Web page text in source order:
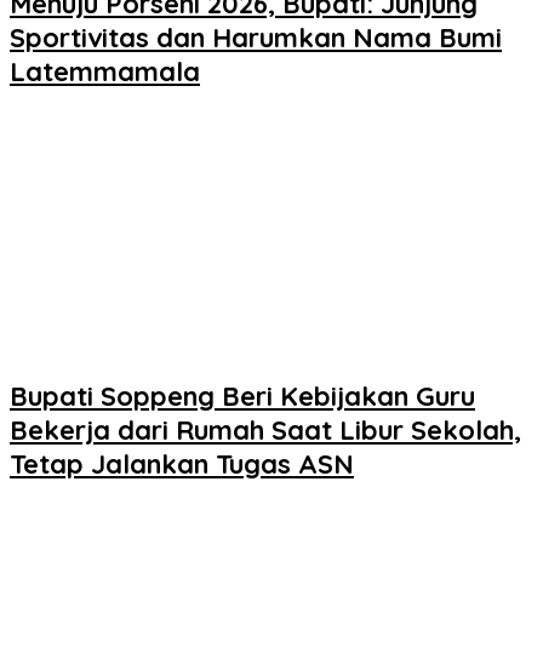
Sportivitas dan Harumkan Nama Bumi
Latemmamala
Bupati Soppeng Beri Kebijakan Guru
Bekerja dari Rumah Saat Libur Sekolah,
Tetap Jalankan Tugas ASN